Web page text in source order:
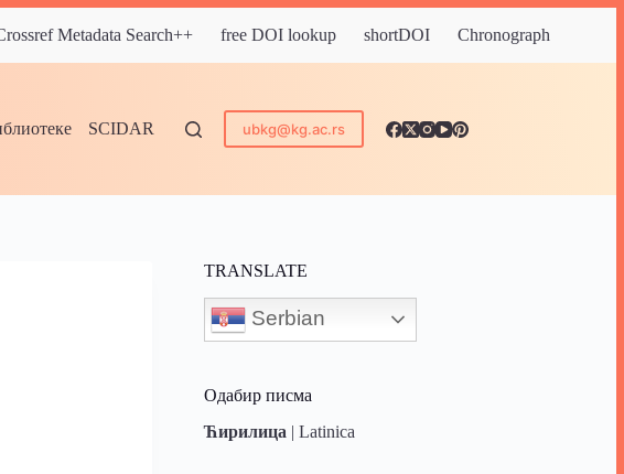
Metadata Search++ free DOI lookup shortDOI Chronograph
SCIDAR ubkg@kg.ac.rs
TRANSLATE
Serbian
Одабир писма
Ћирилица |Latinica